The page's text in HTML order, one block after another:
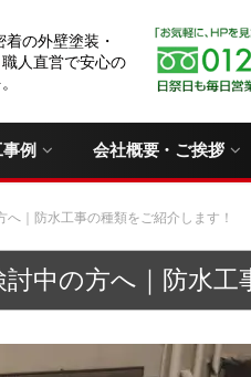
の外壁塗装・
人直営で安心の
例 会社概要・ご挨拶
｜防水工事の種類をご紹介します！
中の方へ｜防水工